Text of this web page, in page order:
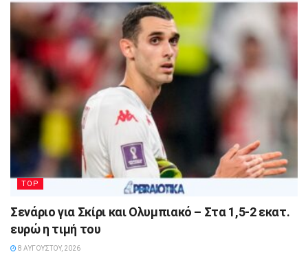
TOP
Σενάριο για Σκίρι και Ολυμπιακό – Στα 1,5-2 εκατ.
ευρώ η τιμή του
8 ΑΥΓΟΎΣΤΟΥ, 2026